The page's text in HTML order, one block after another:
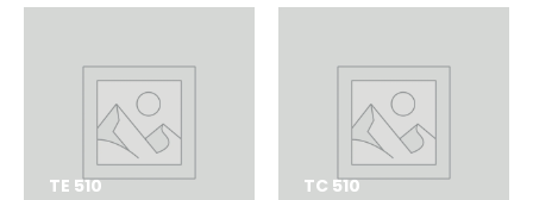
TE 510 TC 510